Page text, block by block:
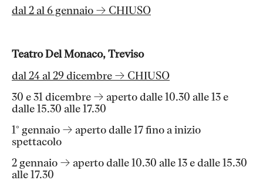
dal 2 al 6 gennaio → CHIUSO
Teatro Del Monaco, Treviso
dal 24 al 29 dicembre → CHIUSO
30 e 31 dicembre → aperto dalle 10.30 alle 13 e
dalle 15.30 alle 17.30
1° gennaio → aperto dalle 17 fino a inizio
spettacolo
2 gennaio → aperto dalle 10.30 alle 13 e dalle 15.30
alle 17.30